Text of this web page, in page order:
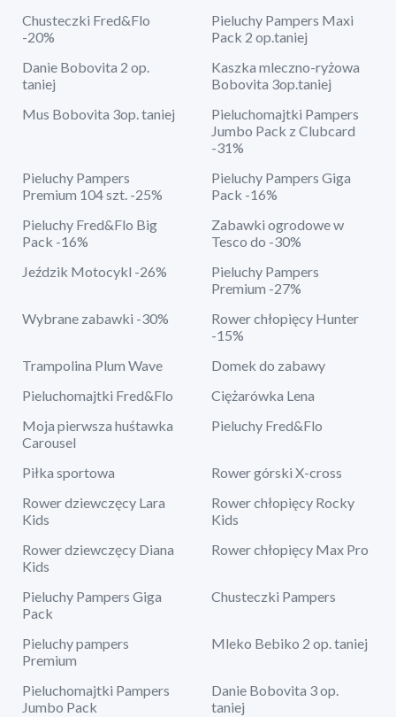
Chusteczki Fred&Flo
-20%
Pieluchy Pampers Maxi
Pack 2 op.taniej
Danie Bobovita 2 op.
taniej
Kaszka mleczno-ryżowa
Bobovita 3op.taniej
Mus Bobovita 3op. taniej
Pieluchomajtki Pampers
Jumbo Pack z Clubcard
-31%
Pieluchy Pampers
Premium 104 szt. -25%
Pieluchy Pampers Giga
Pack -16%
Pieluchy Fred&Flo Big
Pack -16%
Zabawki ogrodowe w
Tesco do -30%
Jeździk Motocykl -26%
Pieluchy Pampers
Premium -27%
Wybrane zabawki -30%
Rower chłopięcy Hunter
-15%
Trampolina Plum Wave
Domek do zabawy
Pieluchomajtki Fred&Flo
Ciężarówka Lena
Moja pierwsza huśtawka
Carousel
Pieluchy Fred&Flo
Piłka sportowa
Rower górski X-cross
Rower dziewczęcy Lara
Kids
Rower chłopięcy Rocky
Kids
Rower dziewczęcy Diana
Kids
Rower chłopięcy Max Pro
Pieluchy Pampers Giga
Pack
Chusteczki Pampers
Pieluchy pampers
Premium
Mleko Bebiko 2 op. taniej
Pieluchomajtki Pampers
Jumbo Pack
Danie Bobovita 3 op.
taniej